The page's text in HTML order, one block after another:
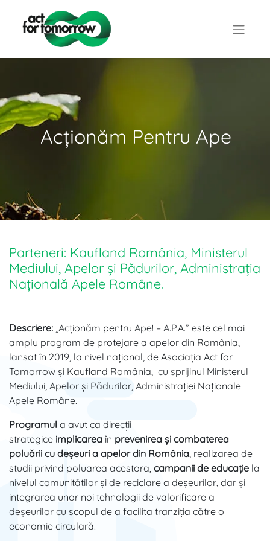
Acționăm Pentru Ape
Parteneri: Kaufland România, Ministerul
Mediului, Apelor și Pădurilor, Administrația
Națională Apele Române.
Descriere: „Acţionăm pentru Ape! – A.P.A.” este cel mai
amplu program de protejare a apelor din România,
lansat în 2019, la nivel național, de Asociația Act for
Tomorrow și Kaufland România, cu sprijinul Ministerul
Mediului, Apelor și Pădurilor, Administraţiei Naționale
Apele Române.
Programul a avut ca direcții
strategice implicarea în prevenirea și combaterea
poluării cu deșeuri a apelor din România , realizarea de
studii privind poluarea acestora, campanii de educaţie la
nivelul comunităților și de reciclare a deşeurilor, dar și
integrarea unor noi tehnologii de valorificare a
deșeurilor cu scopul de a facilita tranziția către o
economie circulară.